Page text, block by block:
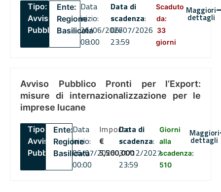
Tipo:
Avviso
Pubblico
Ente:
Regione
Basilicata
Data
inizio:
26/06/2026
08:00
Data di
scadenza:
06/07/2026
23:59
Scaduto
da:
33
giorni
Maggiori
dettagli
Avviso Pubblico Pronti per l’Export:
misure di internazionalizzazione per le
imprese lucane
Tipo:
Avviso
Pubblico
Ente:
Regione
Basilicata
Data
inizio:
06/07/2026
00:00
Importo
€
5,500,000
Data di
scadenza:
31/12/2027
23:59
Giorni
alla
scadenza:
510
Maggiori
dettagli